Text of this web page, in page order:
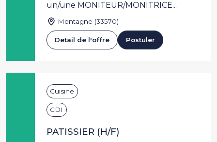
un/une MONITEUR/MONITRICE...
Montagne (33570)
Detail de l'offre Postuler
Cuisine
CDI
PATISSIER (H/F)